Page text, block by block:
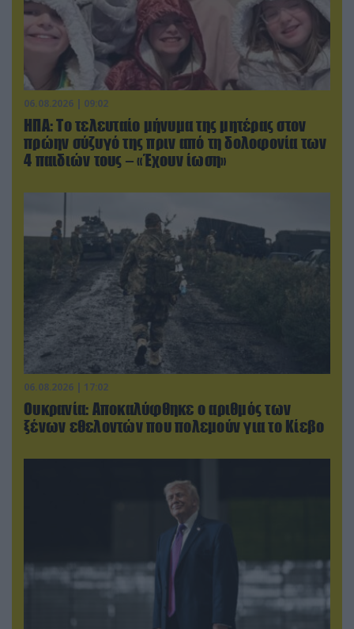
06.08.2026 | 09:02
ΗΠΑ: Το τελευταίο μήνυμα της μητέρας στον
πρώην σύζυγό της πριν από τη δολοφονία των
4 παιδιών τους – «Έχουν ίωση»
06.08.2026 | 17:02
Ουκρανία: Αποκαλύφθηκε ο αριθμός των
ξένων εθελοντών που πολεμούν για το Κίεβο